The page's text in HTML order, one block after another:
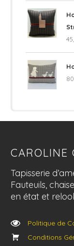
CAROLINE
Tapisserie
Fauteuils,
en état et
Politique de
Conditions